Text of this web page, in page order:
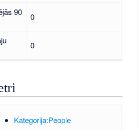
90
0
0
Kategorija:People